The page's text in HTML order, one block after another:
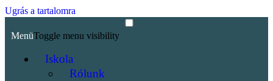
Ugrás a tartalomra
MenüToggle menu visibility
Iskola
Rólunk